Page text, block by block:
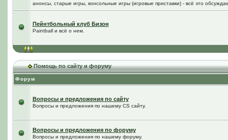
анонсы, старые игры, консольные игры (игровые приставки) - всё это
Пейнтбольный клуб Бизон
Paintball и всё о нем.
Помощь по сайту и форуму
Форум
Вопросы и предложения по сайту
Вопросы и предложения по нашему CS сайту.
Вопросы и предложения по форуму
Вопросы и предложения по нашему форуму.